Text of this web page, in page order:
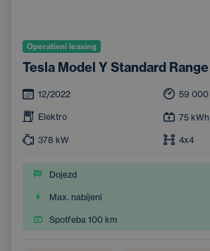
Operativní leasing
Tesla Model Y Standard Range
12/2022 59 000
Elektro 75 kWh
378 kW 4x4
Dojezd
Max. nabíjení
Spotřeba 100 km